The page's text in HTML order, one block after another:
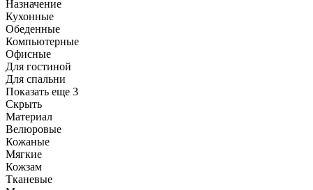
Назначение
Кухонные
Обеденные
Компьютерные
Офисные
Для гостиной
Для спальни
Показать еще 3
Скрыть
Материал
Велюровые
Кожаные
Мягкие
Кожзам
Тканевые